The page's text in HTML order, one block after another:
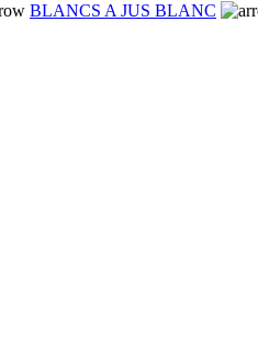
BLANCS A JUS BLANC